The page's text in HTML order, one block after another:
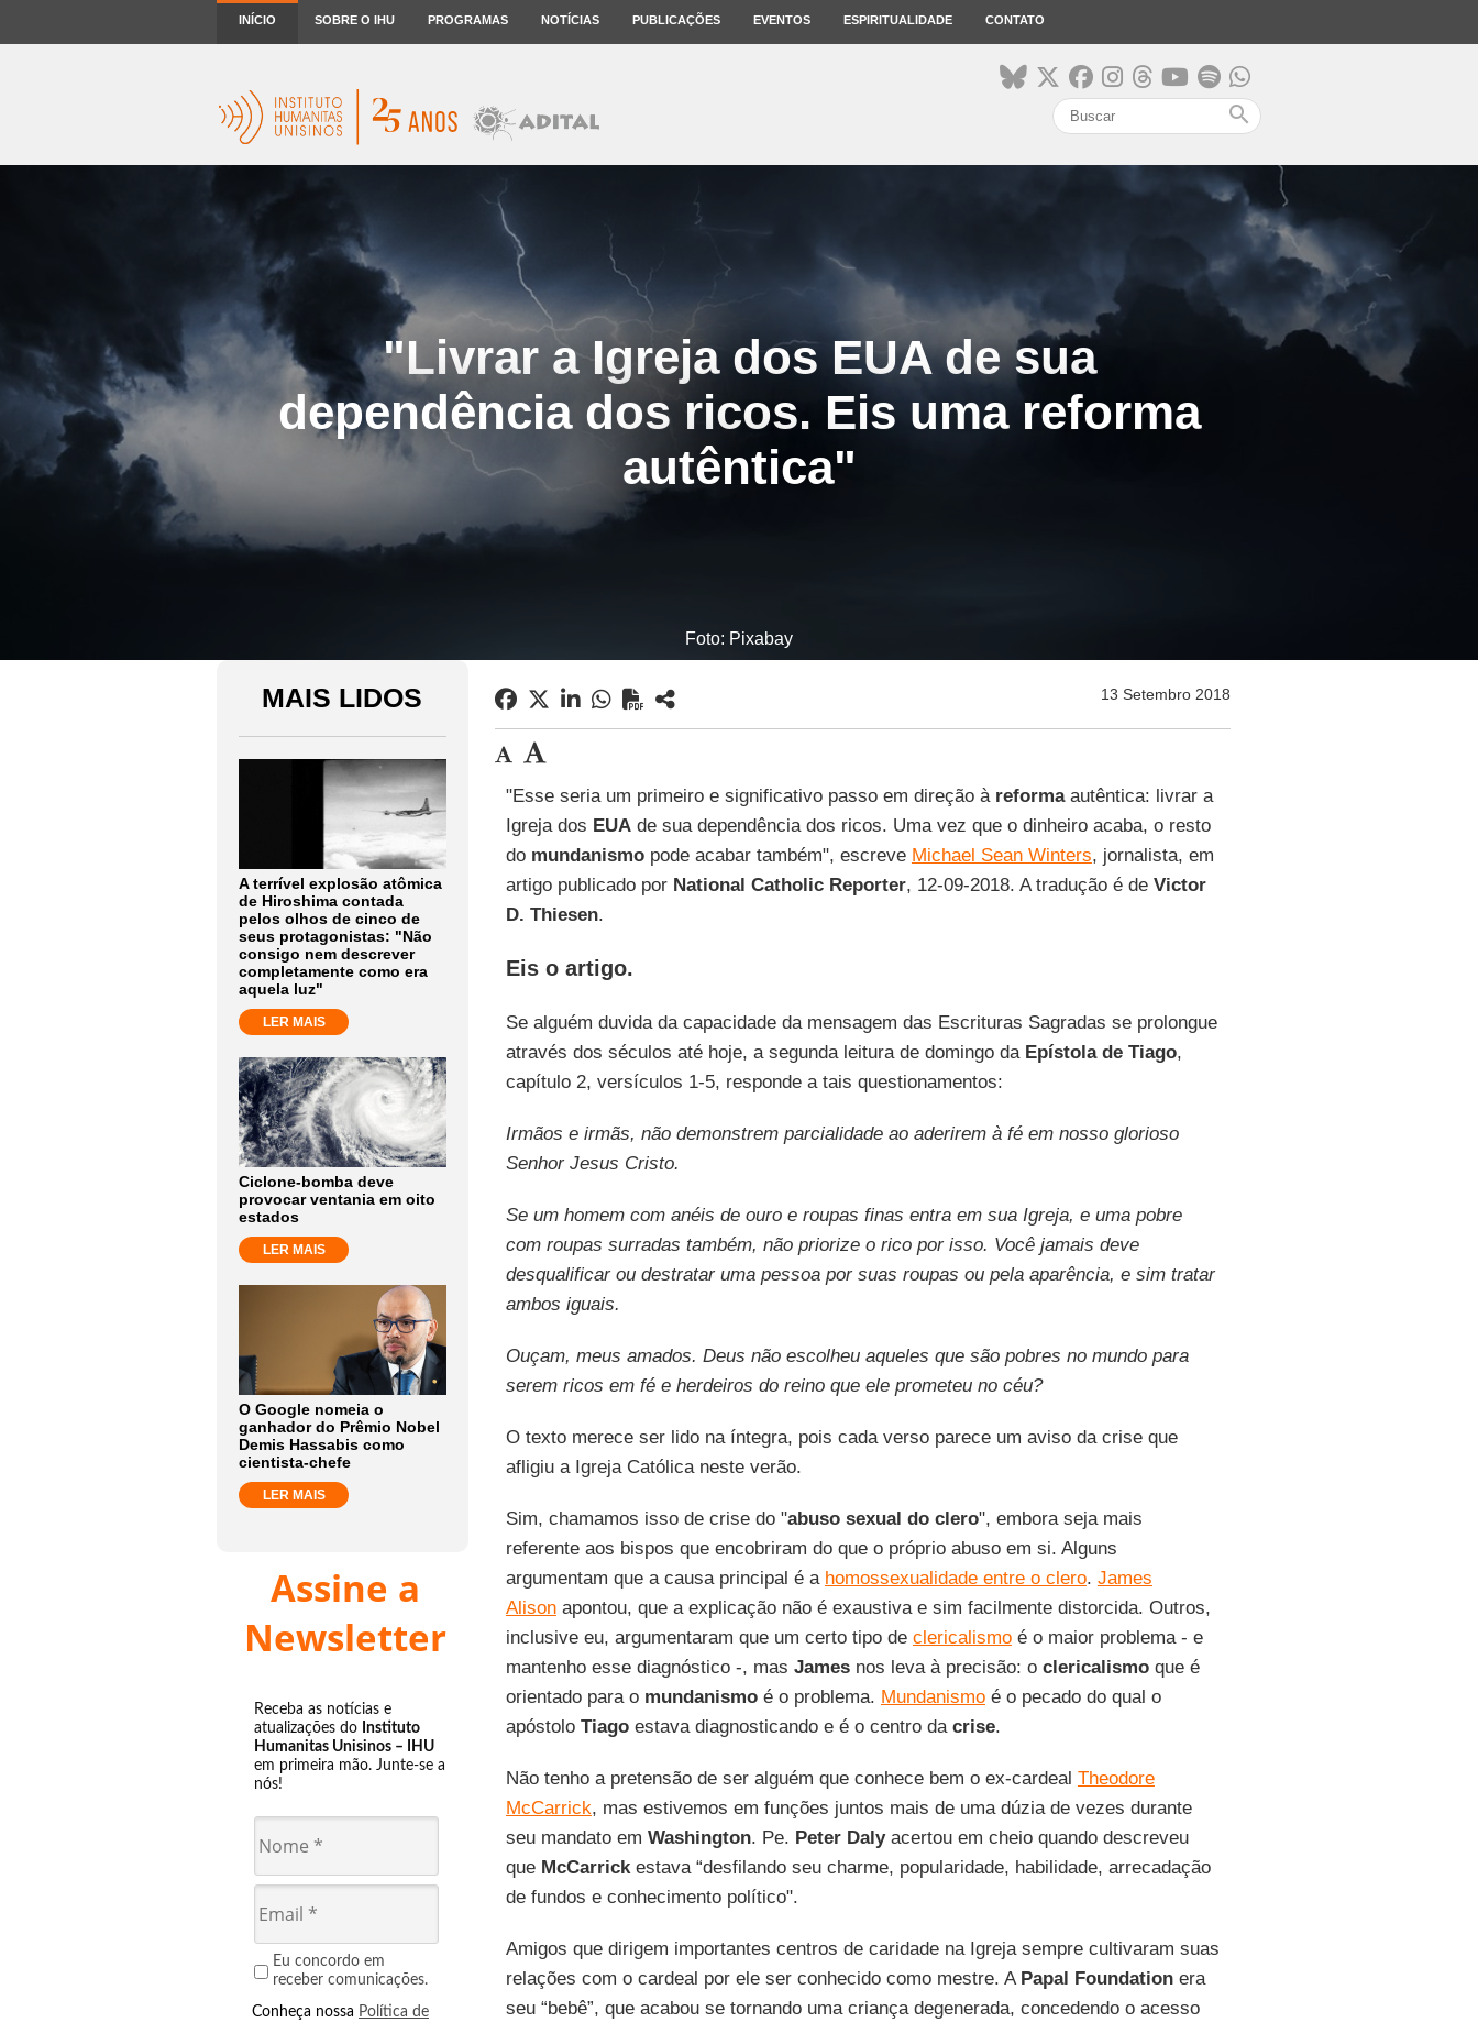
INÍCIO SOBRE O IHU PROGRAMAS NOTÍCIAS PUBLICAÇÕES EVENTOS ESPIRITUALIDADE CONTATO
search
"Livrar a Igreja dos EUA de sua
dependência dos ricos. Eis uma reforma
autêntica"
Foto: Pixabay
MAIS LIDOS
A terrível explosão atômica
de Hiroshima contada
pelos olhos de cinco de
seus protagonistas: "Não
consigo nem descrever
completamente como era
aquela luz"
LER MAIS
Ciclone-bomba deve
provocar ventania em oito
estados
LER MAIS
O Google nomeia o
ganhador do Prêmio Nobel
Demis Hassabis como
cientista-chefe
LER MAIS
Assine a
Newsletter
Receba as notícias e
atualizações do Instituto
Humanitas Unisinos – IHU
em primeira mão. Junte-se a
nós!
Eu concordo em
receber comunicações.
Conheça nossa Política de
13 Setembro 2018
"Esse seria um primeiro e significativo passo em direção à reformaautêntica: livrar a
Igreja dos EUAde sua dependência dos ricos. Uma vez que o dinheiro acaba, o resto
do mundanismopode acabar também", escreve Michael Sean Winters, jornalista, em
artigo publicado por National Catholic Reporter, 12-09-2018. A tradução é de Victor
D. Thiesen.
Eis o artigo.
Se alguém duvida da capacidade da mensagem das Escrituras Sagradas se prolongue
através dos séculos até hoje, a segunda leitura de domingo da Epístola de Tiago,
capítulo 2, versículos 1-5, responde a tais questionamentos:
Irmãos e irmãs, não demonstrem parcialidade ao aderirem à fé em nosso glorioso
Senhor Jesus Cristo.
Se um homem com anéis de ouro e roupas finas entra em sua Igreja, e uma pobre
com roupas surradas também, não priorize o rico por isso. Você jamais deve
desqualificar ou destratar uma pessoa por suas roupas ou pela aparência, e sim tratar
ambos iguais.
Ouçam, meus amados. Deus não escolheu aqueles que são pobres no mundo para
serem ricos em fé e herdeiros do reino que ele prometeu no céu?
O texto merece ser lido na íntegra, pois cada verso parece um aviso da crise que
afligiu a Igreja Católica neste verão.
Sim, chamamos isso de crise do "abuso sexual do clero", embora seja mais
referente aos bispos que encobriram do que o próprio abuso em si. Alguns
argumentam que a causa principal é a homossexualidade entre o clero. James
Alisonapontou, que a explicação não é exaustiva e sim facilmente distorcida. Outros,
inclusive eu, argumentaram que um certo tipo de clericalismoé o maior problema - e
mantenho esse diagnóstico -, mas Jamesnos leva à precisão: o clericalismoque é
orientado para o mundanismoé o problema. Mundanismoé o pecado do qual o
apóstolo Tiagoestava diagnosticando e é o centro da crise.
Não tenho a pretensão de ser alguém que conhece bem o ex-cardeal Theodore
McCarrick, mas estivemos em funções juntos mais de uma dúzia de vezes durante
seu mandato em Washington. Pe. Peter Dalyacertou em cheio quando descreveu
que McCarrickestava “desfilando seu charme, popularidade, habilidade, arrecadação
de fundos e conhecimento político".
Amigos que dirigem importantes centros de caridade na Igreja sempre cultivaram suas
relações com o cardeal por ele ser conhecido como mestre. A Papal Foundationera
seu “bebê”, que acabou se tornando uma criança degenerada, concedendo o acesso